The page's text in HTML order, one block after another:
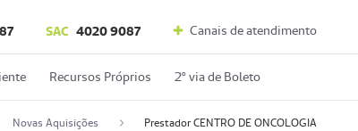
SAC 4020 9087 Canais de atendimento
Recursos Próprios 2º via de Boleto
Novas Aquisições Prestador CENTRO DE ONCOLOGIA